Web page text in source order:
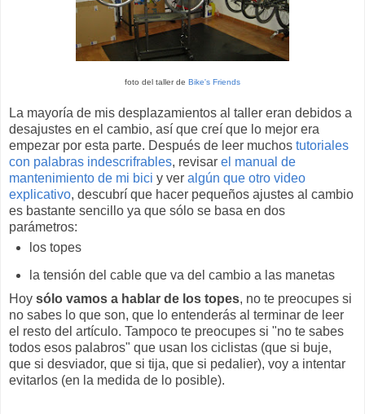
foto del taller de Bike's Friends
La mayoría de mis desplazamientos al taller eran debidos a
desajustes en el cambio, así que creí que lo mejor era
empezar por esta parte. Después de leer muchos tutoriales
con palabras indescrifrables, revisar el manual de
mantenimiento de mi bici y ver algún que otro video
explicativo, descubrí que hacer pequeños ajustes al cambio
es bastante sencillo ya que sólo se basa en dos
parámetros:
los topes
la tensión del cable que va del cambio a las manetas
Hoy sólo vamos a hablar de los topes, no te preocupes si
no sabes lo que son, que lo entenderás al terminar de leer
el resto del artículo. Tampoco te preocupes si "no te sabes
todos esos palabros" que usan los ciclistas (que si buje,
que si desviador, que si tija, que si pedalier), voy a intentar
evitarlos (en la medida de lo posible).